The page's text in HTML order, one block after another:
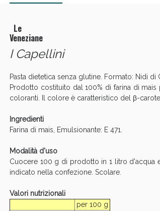
Le
Veneziane
I Capellini
Pasta dietetica senza glutine. Formato: Nidi di
Prodotto costituito dal 100% di farina di
coloranti. Il colore è caratteristico del β-
Ingredienti
Farina di mais, Emulsionante: E 471.
Modalità d'uso
Cuocere 100 g di prodotto in 1 litro d'acqua
indicato nella confezione. Scolare.
Valori nutrizionali
per 100 g